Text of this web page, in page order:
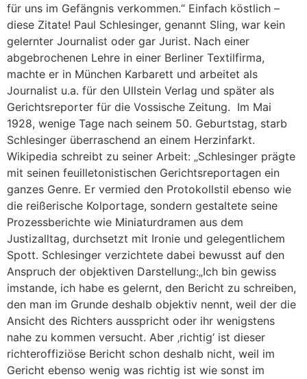
für uns im Gefängnis verkommen.“ Einfach köstlich –
diese Zitate! Paul Schlesinger, genannt Sling, war kein
gelernter Journalist oder gar Jurist. Nach einer
abgebrochenen Lehre in einer Berliner Textilfirma,
machte er in München Karbarett und arbeitet als
Journalist u.a. für den Ullstein Verlag und später als
Gerichtsreporter für die Vossische Zeitung. Im Mai
1928, wenige Tage nach seinem 50. Geburtstag, starb
Schlesinger überraschend an einem Herzinfarkt.
Wikipedia schreibt zu seiner Arbeit: „Schlesinger prägte
mit seinen feuilletonistischen Gerichtsreportagen ein
ganzes Genre. Er vermied den Protokollstil ebenso wie
die reißerische Kolportage, sondern gestaltete seine
Prozessberichte wie Miniaturdramen aus dem
Justizalltag, durchsetzt mit Ironie und gelegentlichem
Spott. Schlesinger verzichtete dabei bewusst auf den
Anspruch der objektiven Darstellung:„Ich bin gewiss
imstande, ich habe es gelernt, den Bericht zu schreiben,
den man im Grunde deshalb objektiv nennt, weil der die
Ansicht des Richters ausspricht oder ihr wenigstens
nahe zu kommen versucht. Aber ‚richtig‘ ist dieser
richteroffiziöse Bericht schon deshalb nicht, weil im
Gericht ebenso wenig was richtig ist wie sonst im